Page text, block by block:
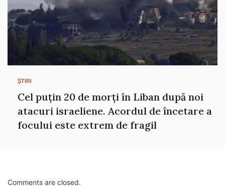
ȘTIRI
Cel puțin 20 de morți în Liban după noi
atacuri israeliene. Acordul de încetare a
focului este extrem de fragil
Comments are closed.